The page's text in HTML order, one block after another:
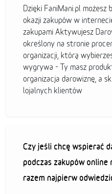
Dzięki FaniMani.pl możesz
okazji zakupów w
zakupami Aktywujesz
określony na stronie
organizacji, którą
wygrywa - Ty masz
organizacja darowiznę, a
lojalnych klientów
Czy jeśli chcę wspierać
podczas zakupów online
razem najpierw